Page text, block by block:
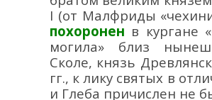
I (от Малфриды
похоронен в кургане
могила»
близ
Сколе, князь
гг., к лику святых в
и Глеба причислен не